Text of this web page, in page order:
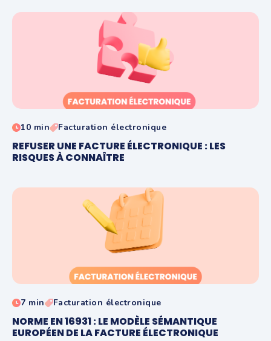
10 min Facturation électronique
REFUSER UNE FACTURE ÉLECTRONIQUE : LES
RISQUES À CONNAÎTRE
7 min Facturation électronique
NORME EN 16931 : LE MODÈLE SÉMANTIQUE
EUROPÉEN DE LA FACTURE ÉLECTRONIQUE